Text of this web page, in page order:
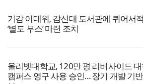
기감 이대위, 감신대 도서관에 퀴어서적
‘별도 부스’ 마련 조치
올리벳대학교, 120만 평 리버사이드
캠퍼스 영구 사용 승인… 장기 개발 기